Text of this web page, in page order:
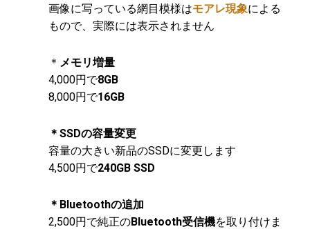
画像に写っている網目模様はモアレ現象による
もので、実際には表示されません
＊ メモリ増量
4,000円で8GB
8,000円で16GB
＊SSDの容量変更
容量の大きい新品のSSDに変更します
4,500円で240GB SSD
＊Bluetoothの追加
2,500円で純正のBluetooth受信機を取り付けま